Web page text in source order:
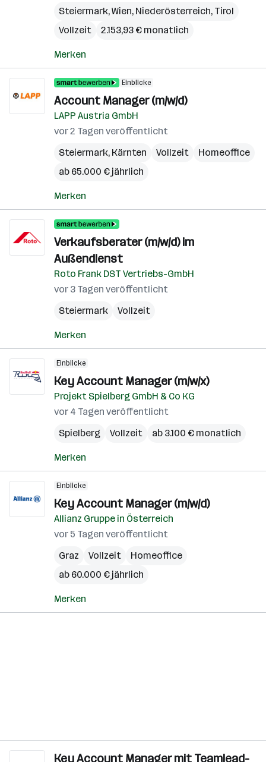
Steiermark,Wien, Niederösterreich, Tirol
Vollzeit
2.153,93 € monatlich
Merken
Einblicke
Account Manager (m/w/d)
LAPP Austria GmbH
vor 2 Tagen veröffentlicht
Steiermark, Kärnten Vollzeit
Homeoffice
ab 65.000 € jährlich
Merken
Verkaufsberater (m/w/d) im
Außendienst
Roto Frank DST Vertriebs-GmbH
vor 3 Tagen veröffentlicht
Steiermark
Vollzeit
Merken
Einblicke
Key Account Manager (m/w/x)
Projekt Spielberg GmbH & Co KG
vor 4 Tagen veröffentlicht
Spielberg
Vollzeit ab 3.100 € monatlich
Merken
Einblicke
Key Account Manager (m/w/d)
Allianz Gruppe in Österreich
vor 5 Tagen veröffentlicht
Graz
Vollzeit
Homeoffice
ab 60.000 € jährlich
Merken
Key Account Manager mit Teamlead-